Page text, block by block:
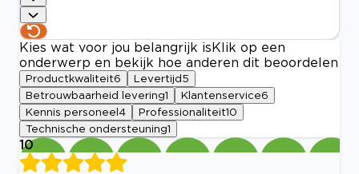
Kies wat voor jou belangrijk is Klik op een
onderwerp en bekijk hoe anderen dit beoordelen
Productkwaliteit6 Levertijd 5
Betrouwbaarheid levering1 Klantenservice6
Kennis personeel 4 Professionaliteit10
Technische ondersteuning1
10